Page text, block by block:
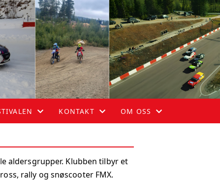
KONTAKT
KONTAKT
OM OSS
HISTORIE
aldersgrupper. Klubben tilbyr et
rally og snøscooter FMX.